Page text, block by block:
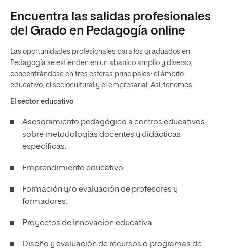
Encuentra las salidas profesionales
del Grado en Pedagogía online
Las oportunidades profesionales para los graduados en
Pedagogía se extienden en un abanico amplio y diverso,
concentrándose en tres esferas principales: el ámbito
educativo, el sociocultural y el empresarial. Así, tenemos:
El sector educativo
Asesoramiento pedagógico a centros educativos
sobre metodologías docentes y didácticas
específicas.
Emprendimiento educativo.
Formación y/o evaluación de profesores y
formadores.
Proyectos de innovación educativa.
Diseño y evaluación de recursos o programas de